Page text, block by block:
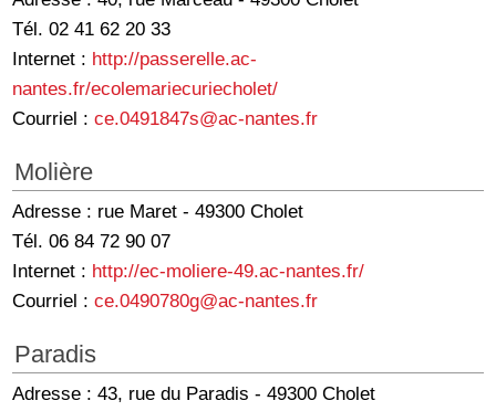
Tél. 02 41 62 20 33
Internet : http://passerelle.ac-
nantes.fr/ecolemariecuriecholet/
Courriel :ce.0491847s@ac-nantes.fr
Molière
Adresse : rue Maret - 49300 Cholet
Tél. 06 84 72 90 07
Internet : http://ec-moliere-49.ac-nantes.fr/
Courriel :ce.0490780g@ac-nantes.fr
Paradis
Adresse : 43, rue du Paradis - 49300 Cholet